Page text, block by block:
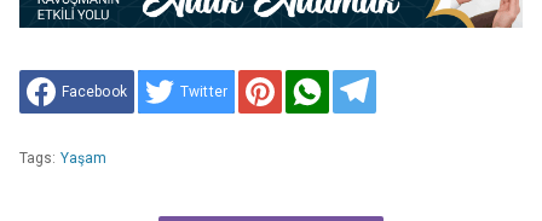
Facebook Twitter
Tags: Yaşam